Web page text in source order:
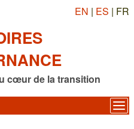
cœur de la transition
EN | ES | FR